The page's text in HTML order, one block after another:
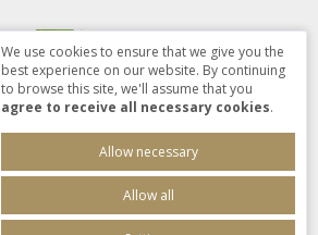
We use cookies to ensure that we give you the
best experience on our website. By continuing
to browse this site, we'll assume that you
agree to receive all necessary cookies.
Allow necessary
Allow all